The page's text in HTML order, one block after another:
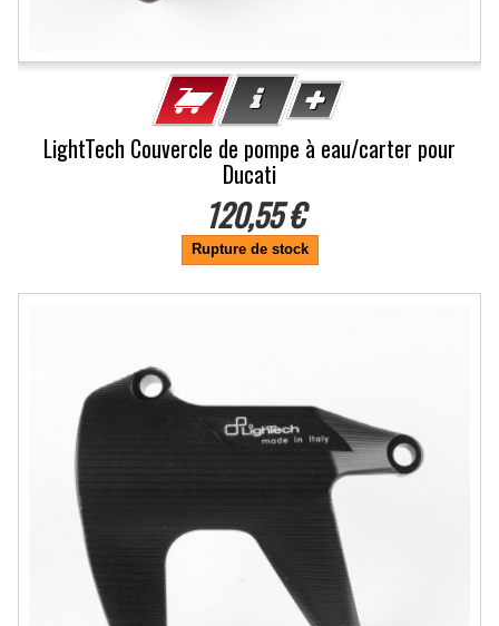
LightTech Couvercle de pompe à eau/carter pour
Ducati
120,55 €
Rupture de stock